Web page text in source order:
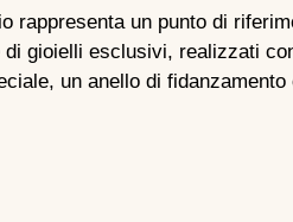
rappresenta un punto di
gioielli esclusivi, realizzati
un anello di fidanzamento